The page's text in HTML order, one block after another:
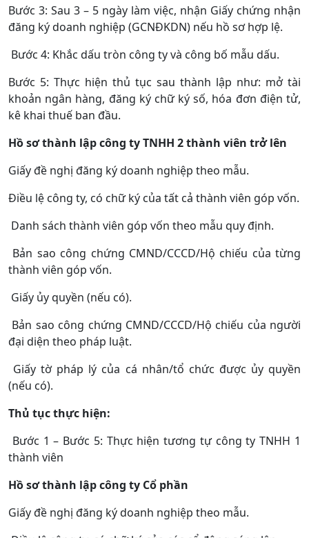
Bước 3: Sau 3 – 5 ngày làm việc, nhận Giấy chứng nhận
đăng ký doanh nghiệp (GCNĐKDN) nếu hồ sơ hợp lệ.
Bước 4: Khắc dấu tròn công ty và công bố mẫu dấu.
Bước 5: Thực hiện thủ tục sau thành lập như: mở tài
khoản ngân hàng, đăng ký chữ ký số, hóa đơn điện tử,
kê khai thuế ban đầu.
Hồ sơ thành lập công ty TNHH 2 thành viên trở lên
Giấy đề nghị đăng ký doanh nghiệp theo mẫu.
Điều lệ công ty, có chữ ký của tất cả thành viên góp vốn.
Danh sách thành viên góp vốn theo mẫu quy định.
Bản sao công chứng CMND/CCCD/Hộ chiếu của từng
thành viên góp vốn.
Giấy ủy quyền (nếu có).
Bản sao công chứng CMND/CCCD/Hộ chiếu của người
đại diện theo pháp luật.
Giấy tờ pháp lý của cá nhân/tổ chức được ủy quyền
(nếu có).
Thủ tục thực hiện:
Bước 1 – Bước 5: Thực hiện tương tự công ty TNHH 1
thành viên
Hồ sơ thành lập công ty Cổ phần
Giấy đề nghị đăng ký doanh nghiệp theo mẫu.